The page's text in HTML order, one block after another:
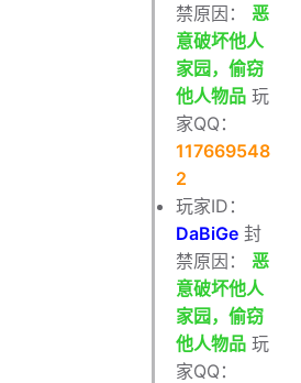
禁原因： 恶
意破坏他人
家园，偷窃
他人物品 玩
家QQ：
117669548
2
玩家ID：
DaBiGe 封
禁原因： 恶
意破坏他人
家园，偷窃
他人物品 玩
家QQ：